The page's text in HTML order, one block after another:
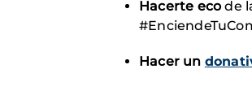
Hacerte ecode
Hacer un